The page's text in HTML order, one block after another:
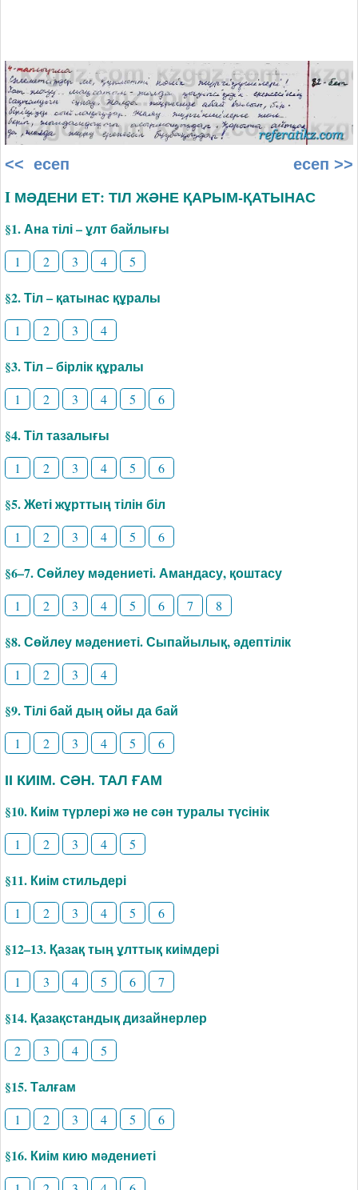
<< есеп есеп >>
I МӘДЕНИ ЕТ: ТІЛ ЖӘНЕ ҚАРЫМ-ҚАТЫНАС
§1. Ана тілі – ұлт байлығы
1 2 3 4 5
§2. Тіл – қатынас құралы
1 2 3 4
§3. Тіл – бірлік құралы
1 2 3 4 5 6
§4. Тіл тазалығы
1 2 3 4 5 6
§5. Жеті жұрттың тілін біл
1 2 3 4 5 6
§6–7. Сөйлеу мәдениеті. Амандасу, қоштасу
1 2 3 4 5 6 7 8
§8. Сөйлеу мәдениеті. Сыпайылық, әдептілік
1 2 3 4
§9. Тілі бай дың ойы да бай
1 2 3 4 5 6
ІІ КИІМ. СӘН. ТАЛ ҒАМ
§10. Киім түрлері жә не сән туралы түсінік
1 2 3 4 5
§11. Киім стильдері
1 2 3 4 5 6
§12–13. Қазақ тың ұлттық киімдері
1 3 4 5 6 7
§14. Қазақстандық дизайнерлер
2 3 4 5
§15. Талғам
1 2 3 4 5 6
§16. Киім кию мәдениеті